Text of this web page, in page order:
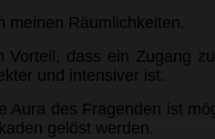
meinen Räumlichkeiten.
Vorteil, dass ein Zugang
und intensiver ist.
Aura des Fragenden ist
gelöst werden.